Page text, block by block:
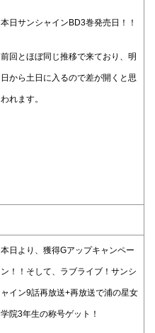
本日サンシャインBD3巻発売日！！
前回とほぼ同じ推移で来ており、明
日から土日に入るので差が開くと思
われます。
本日より、獲得Gアップキャンペー
ン！！そして、ラブライブ！サンシ
ャイン9話再放送+再放送で浦の星女
学院3年生の称号ゲット！